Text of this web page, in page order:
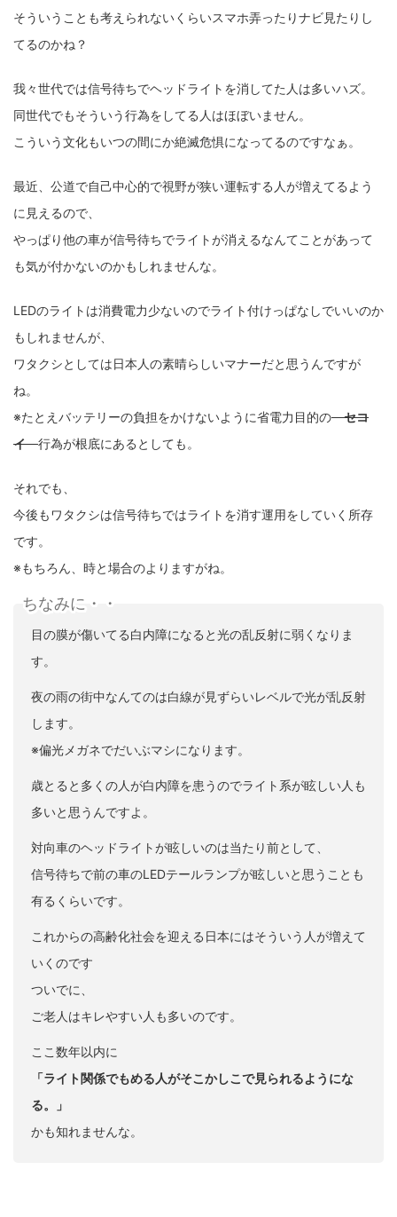
そういうことも考えられないくらいスマホ弄ったりナビ見たりし
てるのかね？
我々世代では信号待ちでヘッドライトを消してた人は多いハズ。
同世代でもそういう行為をしてる人はほぼいません。
こういう文化もいつの間にか絶滅危惧になってるのですなぁ。
最近、公道で自己中心的で視野が狭い運転する人が増えてるよう
に見えるので、
やっぱり他の車が信号待ちでライトが消えるなんてことがあって
も気が付かないのかもしれませんな。
LEDのライトは消費電力少ないのでライト付けっぱなしでいいのか
もしれませんが、
ワタクシとしては日本人の素晴らしいマナーだと思うんですが
ね。
※たとえバッテリーの負担をかけないように省電力目的のセコ
イ行為が根底にあるとしても。
それでも、
今後もワタクシは信号待ちではライトを消す運用をしていく所存
です。
※もちろん、時と場合のよりますがね。
ちなみに・・
目の膜が傷いてる白内障になると光の乱反射に弱くなりま
す。
夜の雨の街中なんてのは白線が見ずらいレベルで光が乱反射
します。
※偏光メガネでだいぶマシになります。
歳とると多くの人が白内障を患うのでライト系が眩しい人も
多いと思うんですよ。
対向車のヘッドライトが眩しいのは当たり前として、
信号待ちで前の車のLEDテールランプが眩しいと思うことも
有るくらいです。
これからの高齢化社会を迎える日本にはそういう人が増えて
いくのです
ついでに、
ご老人はキレやすい人も多いのです。
ここ数年以内に
「ライト関係でもめる人がそこかしこで見られるようにな
る。」
かも知れませんな。